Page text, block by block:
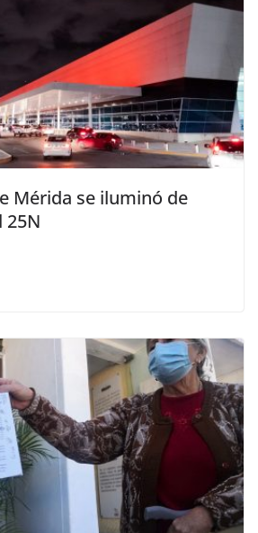
Mérida se iluminó de
25N